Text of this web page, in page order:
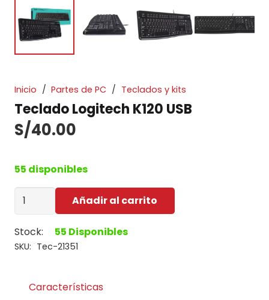
Inicio / Partes de PC / Teclados y kits
Teclado Logitech K120 USB
S/40.00
55 disponibles
Teclado
USB
Añadir al carrito
Stock: 55 Disponibles
SKU: Tec-21351
Características